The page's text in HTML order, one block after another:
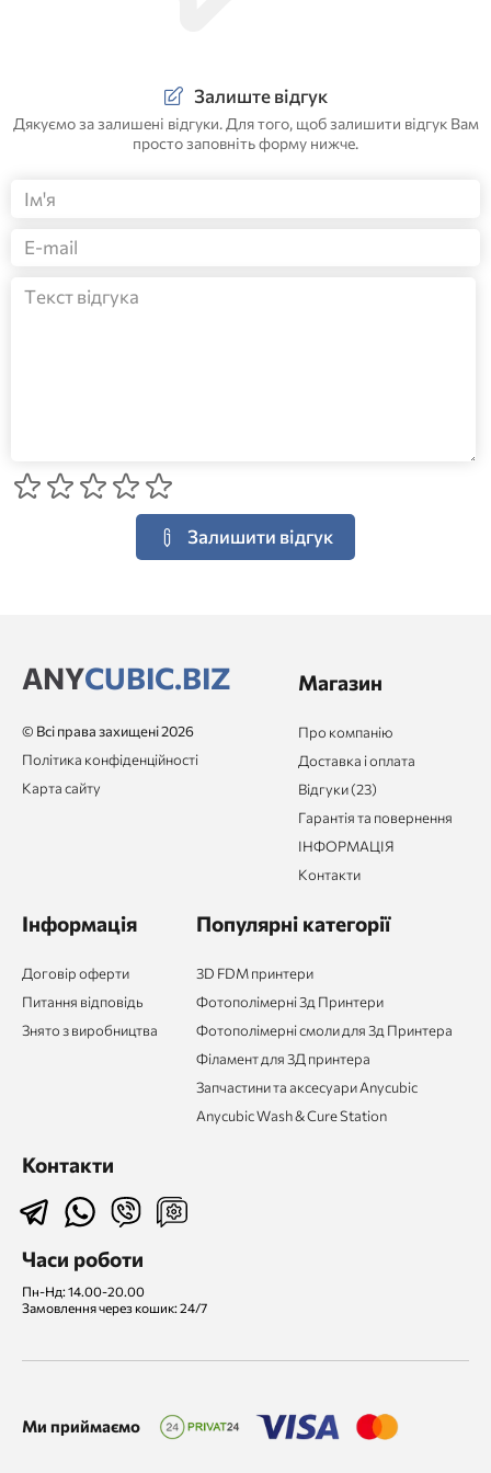
Залиште відгук
Дякуємо за залишені відгуки. Для того, щоб залишити відгук Вам
просто заповніть форму нижче.
Залишити відгук
ANYCUBIC.BIZ
© Всі права захищені 2026
Політика конфіденційності
Карта сайту
Магазин
Про компанію
Доставка і оплата
Відгуки (23)
Гарантія та повернення
ІНФОРМАЦІЯ
Контакти
Інформація
Договір оферти
Питання відповідь
Знято з виробництва
Популярні категорії
3D FDM принтери
Фотополімерні 3д Принтери
Фотополімерні смоли для 3д Принтера
Філамент для 3Д принтера
Запчастини та аксесуари Anycubic
Anycubic Wash & Cure Station
Контакти
Часи роботи
Пн-Нд: 14.00-20.00
Замовлення через кошик: 24/7
Ми приймаємо